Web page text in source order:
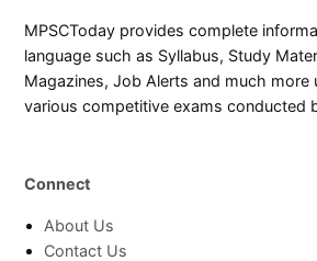
MPSCToday provides complete
language such as Syllabus, Study
Magazines, Job Alerts and much
various competitive exams conducted
Connect
About Us
Contact Us